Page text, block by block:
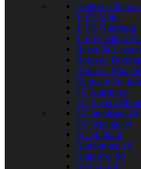
Deutsche
1. FC Köln
1. FC Nürnberg
1. FSV Mainz 05
Bayer 04
Borussia
Borussia
Eintracht
FC Augsburg
FC Bayern
FC Ingolstadt 04
FC Schalke 04
FC St. Pauli
Hamburger SV
Hannover 96
Hertha BSC